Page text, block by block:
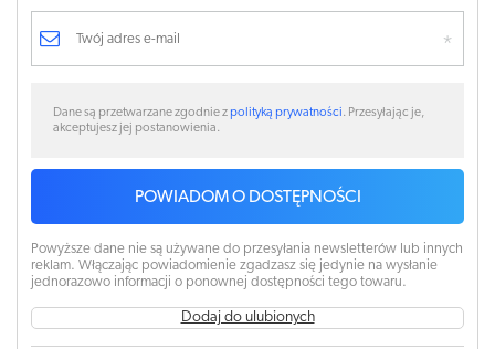
Dane są przetwarzane zgodnie zpolityką prywatności. Przesyłając je,
akceptujesz jej postanowienia.
POWIADOM O DOSTĘPNOŚCI
Powyższe dane nie są używane do przesyłania newsletterów lub innych
reklam. Włączając powiadomienie zgadzasz się jedynie na wysłanie
jednorazowo informacji o ponownej dostępności tego towaru.
Dodaj do ulubionych